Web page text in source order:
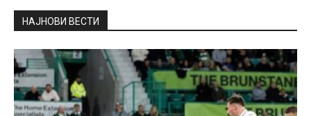
НАЈНОВИ ВЕСТИ